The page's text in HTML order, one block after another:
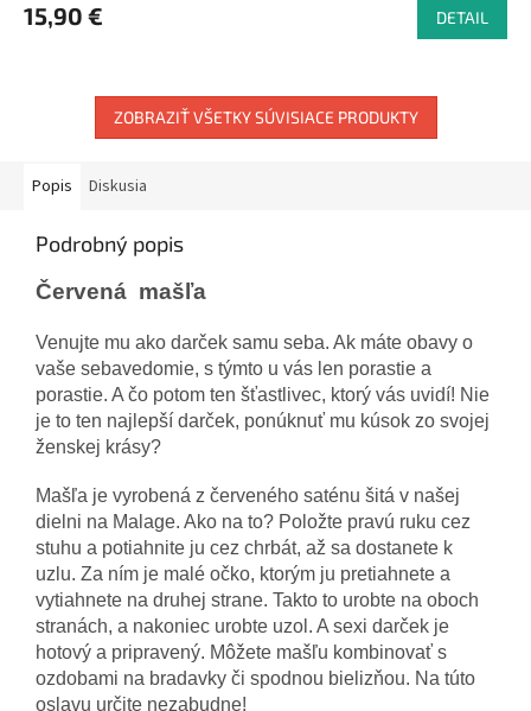
15,90 € DETAIL
ZOBRAZIŤ VŠETKY SÚVISIACE PRODUKTY
Popis Diskusia
Podrobný popis
Červená mašľa
Venujte mu ako darček samu seba. Ak máte obavy o
vaše sebavedomie, s týmto u vás len porastie a
porastie. A čo potom ten šťastlivec, ktorý vás uvidí! Nie
je to ten najlepší darček, ponúknuť mu kúsok zo svojej
ženskej krásy?
Mašľa je vyrobená z červeného saténu šitá v našej
dielni na Malage. Ako na to? Položte pravú ruku cez
stuhu a potiahnite ju cez chrbát, až sa dostanete k
uzlu. Za ním je malé očko, ktorým ju pretiahnete a
vytiahnete na druhej strane. Takto to urobte na oboch
stranách, a nakoniec urobte uzol. A sexi darček je
hotový a pripravený. Môžete mašľu kombinovať s
ozdobami na bradavky či spodnou bielizňou. Na túto
oslavu určite nezabudne!